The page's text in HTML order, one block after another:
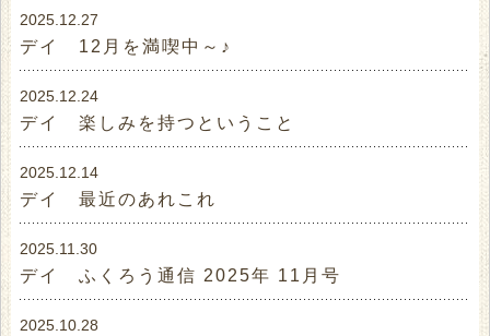
コメントする
名前
コメント
2025.12.27
デイ 12月を満喫中～♪
2025.12.24
デイ 楽しみを持つということ
2025.12.14
デイ 最近のあれこれ
2025.11.30
デイ ふくろう通信 2025年 11月号
2025.10.28